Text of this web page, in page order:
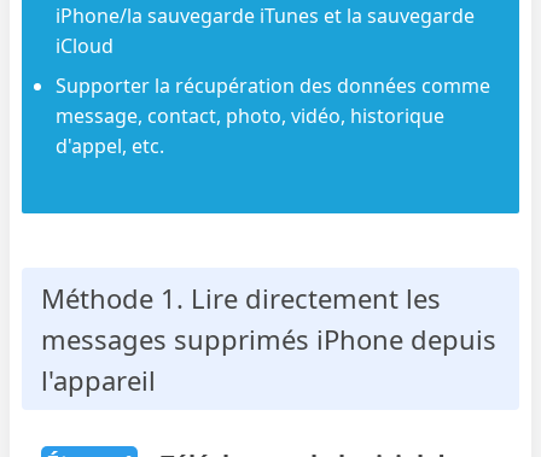
iPhone/la sauvegarde iTunes et la sauvegarde
iCloud
Supporter la récupération des données comme
message, contact, photo, vidéo, historique
d'appel, etc.
Méthode 1. Lire directement les
messages supprimés iPhone depuis
l'appareil